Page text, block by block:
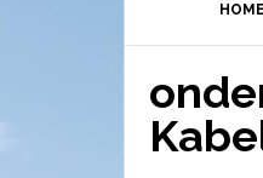
HOME